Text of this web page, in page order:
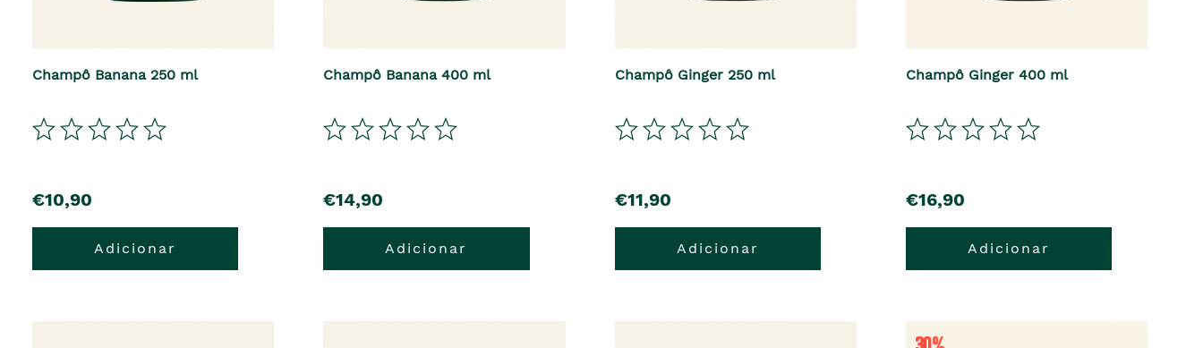
Champô Banana 250 ml
€10,90
Adicionar
Champô Banana 400 ml
€14,90
Adicionar
Champô Ginger 250 ml
€11,90
Adicionar
Champô Ginger 400 ml
€16,90
Adicionar